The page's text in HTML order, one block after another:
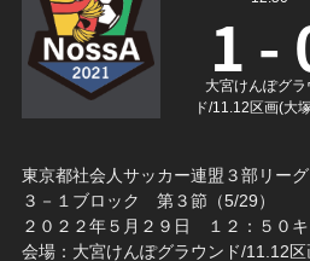
1 -
大宮けんぽグラ
ド/11.12区画(大
東京都社会人サッカー連盟３部リー
３－１ブロック 第３節（5/29）
２０２２年５月２９日 １２：５０キ
会場：大宮けんぽグラウンド/11.12